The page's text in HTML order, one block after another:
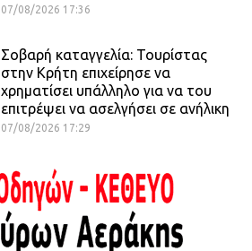
07/08/2026 17:36
Σοβαρή καταγγελία: Τουρίστας
στην Κρήτη επιχείρησε να
χρηματίσει υπάλληλο για να του
επιτρέψει να ασελγήσει σε ανήλικη
07/08/2026 17:29